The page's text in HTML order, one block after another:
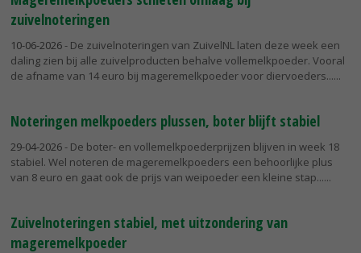
zuivelnoteringen
10-06-2026- De zuivelnoteringen van ZuivelNL laten deze week een
daling zien bij alle zuivelproducten behalve vollemelkpoeder. Vooral
de afname van 14 euro bij mageremelkpoeder voor diervoeders...
Noteringen melkpoeders plussen, boter blijft stabiel
29-04-2026- De boter- en vollemelkpoederprijzen blijven in week 18
stabiel. Wel noteren de mageremelkpoeders een behoorlijke plus
van 8 euro en gaat ook de prijs van weipoeder een kleine stap...
Zuivelnoteringen stabiel, met uitzondering van
mageremelkpoeder